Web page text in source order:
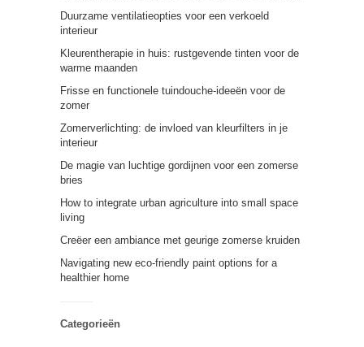
Duurzame ventilatieopties voor een verkoeld
interieur
Kleurentherapie in huis: rustgevende tinten voor de
warme maanden
Frisse en functionele tuindouche-ideeën voor de
zomer
Zomerverlichting: de invloed van kleurfilters in je
interieur
De magie van luchtige gordijnen voor een zomerse
bries
How to integrate urban agriculture into small space
living
Creëer een ambiance met geurige zomerse kruiden
Navigating new eco-friendly paint options for a
healthier home
Categorieën